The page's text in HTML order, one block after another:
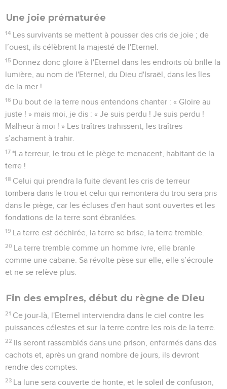
tu as dompté le tapage des étrangers. Tout comme la
chaleur est contrecarrée par l'ombre d'un nuage, les chants
de triomphe des hommes violents ont été contrecarrés.
Un festin pour tous les peuples
6 Sur cette montagne, l'Eternel, le maître de l’univers,
prépare pour tous les peuples un festin de plats succulents,
un festin de bons vins, de plats succulents, pleins de moelle,
de bons vins clarifiés.
7 Sur cette montagne, il détruira le voile qui est tendu sur
tous les peuples, la couverture qui est déployée sur toutes
les nations.
8 *Il engloutira la mort pour toujours. Le Seigneur, l'Eternel,
essuiera les larmes de tous les visages, il fera disparaître de
la terre la honte de son peuple. Oui, l'Eternel l’a décrété.
Joie pour Israël, catastrophe pour Moab
9 On dira, ce jour-là : « Voici notre Dieu, celui en qui nous
avons espéré et qui nous sauve : c'est l'Eternel, c’est en lui
que nous avons espéré. Soyons dans l'allégresse et
10 En effet, la main de l'Eternel repose sur cette montagne et
Moab est piétiné sur place, tout comme on le fait pour la
paille dans une fosse à purin.
11
Dans cette fosse, Moab tend les mains comme le nageur le
fait pour nager, mais l'Eternel abat son orgueil et ses
manœuvres.
12 Il abat, il précipite les fortifications inaccessibles de tes
Contenus Strong